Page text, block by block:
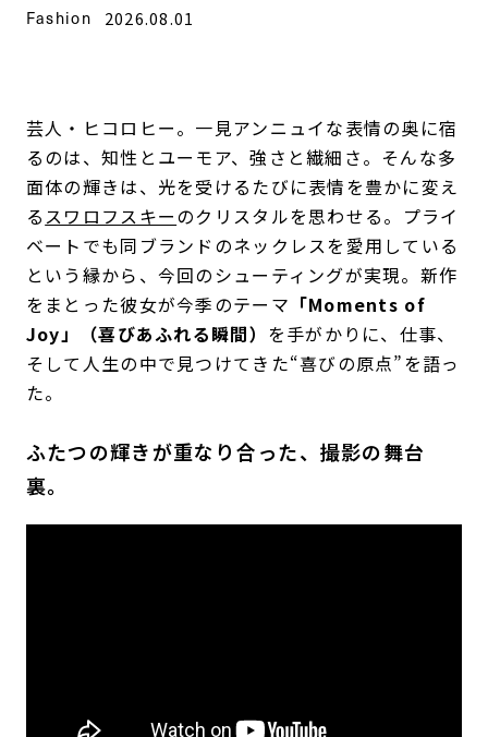
Fashion 2026.08.01
芸人・ヒコロヒー。一見アンニュイな表情の奥に宿
るのは、知性とユーモア、強さと繊細さ。そんな多
面体の輝きは、光を受けるたびに表情を豊かに変え
る スワロフスキーのクリスタルを思わせる。プライ
ベートでも同ブランドのネックレスを愛用している
という縁から、今回のシューティングが実現。新作
をまとった彼女が今季のテーマ 「Moments of
Joy」（喜びあふれる瞬間） を手がかりに、仕事、
そして人生の中で見つけてきた“喜びの原点”を語っ
た。
ふたつの輝きが重なり合った、撮影の舞台
裏。